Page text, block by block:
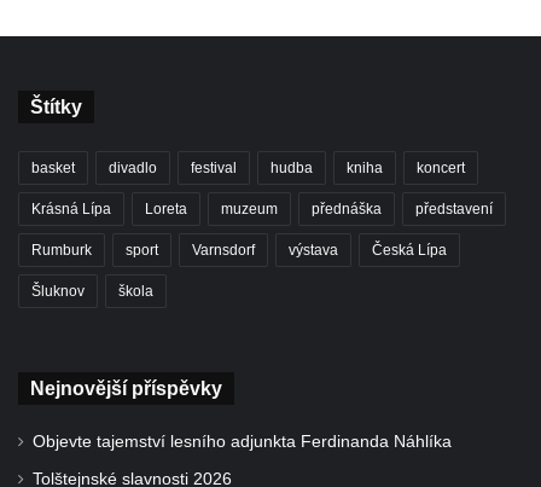
Štítky
basket divadlo festival hudba kniha koncert
Krásná Lípa Loreta muzeum přednáška představení
Rumburk sport Varnsdorf výstava Česká Lípa
Šluknov škola
Nejnovější příspěvky
Objevte tajemství lesního adjunkta Ferdinanda Náhlíka
Tolštejnské slavnosti 2026